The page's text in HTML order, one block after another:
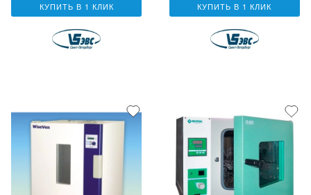
КУПИТЬ В 1 КЛИК КУПИТЬ В 1 КЛИК